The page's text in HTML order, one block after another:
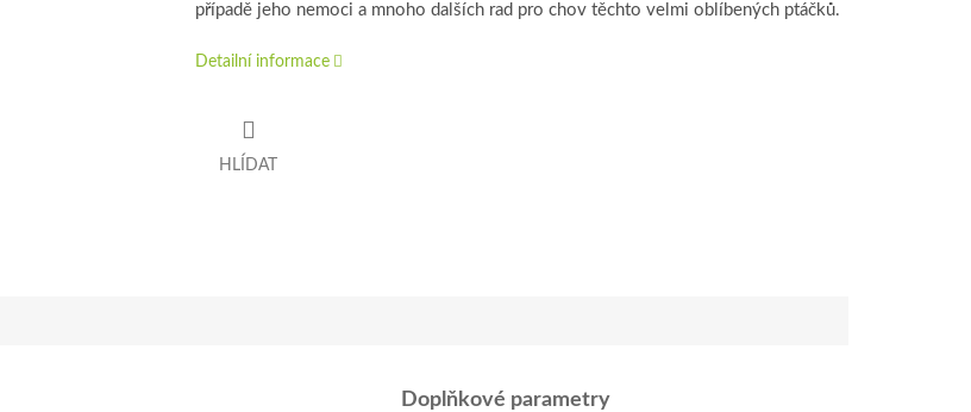
případě jeho nemoci a mnoho dalších rad pro chov těchto velmi oblíbených ptáčků.
Detailní informace
HLÍDAT
Doplňkové parametry